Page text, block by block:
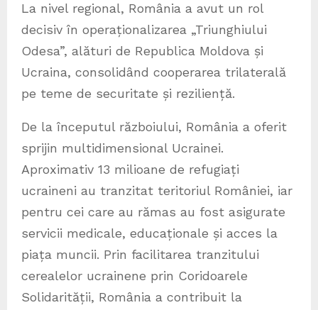
La nivel regional, România a avut un rol
decisiv în operaționalizarea „Triunghiului
Odesa”, alături de Republica Moldova și
Ucraina, consolidând cooperarea trilaterală
pe teme de securitate și reziliență.
De la începutul războiului, România a oferit
sprijin multidimensional Ucrainei.
Aproximativ 13 milioane de refugiați
ucraineni au tranzitat teritoriul României, iar
pentru cei care au rămas au fost asigurate
servicii medicale, educaționale și acces la
piața muncii. Prin facilitarea tranzitului
cerealelor ucrainene prin Coridoarele
Solidarității, România a contribuit la